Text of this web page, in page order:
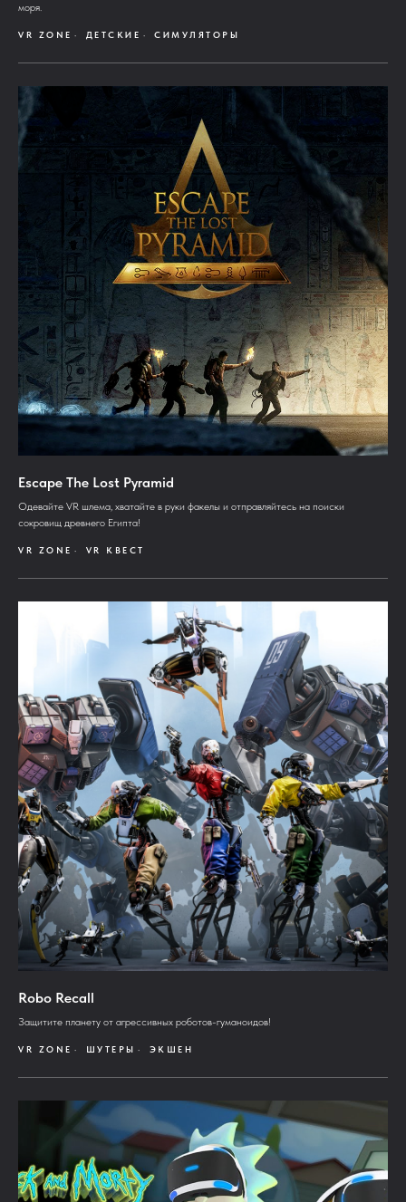
моря.
VR ZONE ДЕТСКИЕ СИМУЛЯТОРЫ
Escape The Lost Pyramid
Одевайте VR шлема, хватайте в руки факелы и отправляйтесь на поиски
сокровищ древнего Египта!
VR ZONE VR КВЕСТ
Robo Recall
Защитите планету от агрессивных роботов-гуманоидов!
VR ZONE ШУТЕРЫ ЭКШЕН